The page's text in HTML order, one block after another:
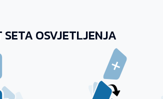
OSVJETLJENJA